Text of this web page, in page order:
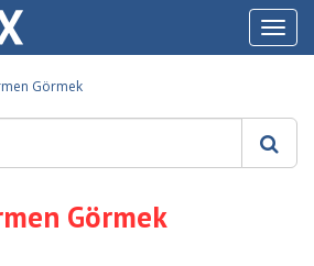
Görmek
Görmek